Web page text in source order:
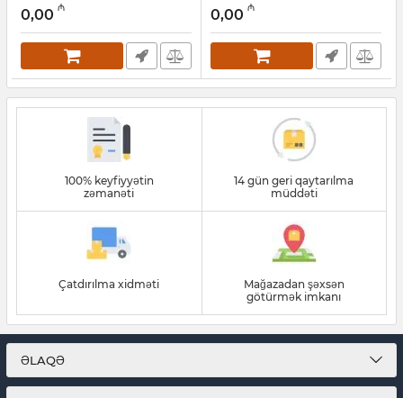
Artikul:
0,00 ₼
Artikul:
0,00 ₼
100% keyfiyyətin
zəmanəti
14 gün geri qaytarılma
müddəti
Çatdırılma xidməti
Mağazadan şəxsən
götürmək imkanı
ƏLAQƏ